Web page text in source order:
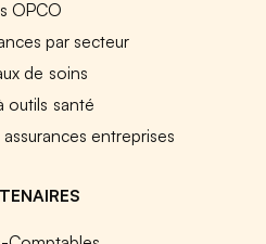
OPCO
par secteur
de soins
outils santé
entreprises